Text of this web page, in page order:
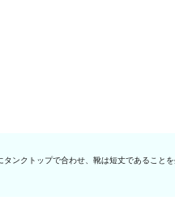
ンクトップで合わせ、靴は短丈であること